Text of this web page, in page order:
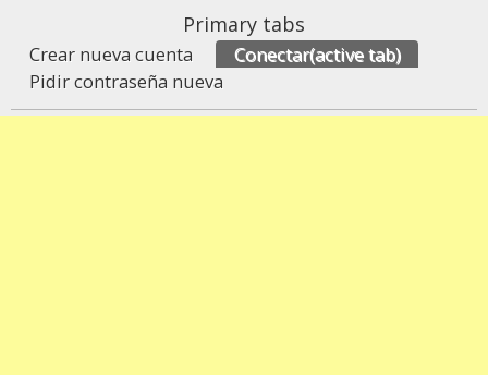
Primary tabs
Crear nueva cuenta Conectar(active tab)
Pidir contraseña nueva